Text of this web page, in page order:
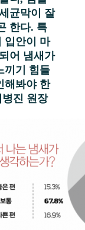
균막이 잘
한다. 특
입안이 마
어 냄새가
끼기 힘들
해봐야 한
진 원장